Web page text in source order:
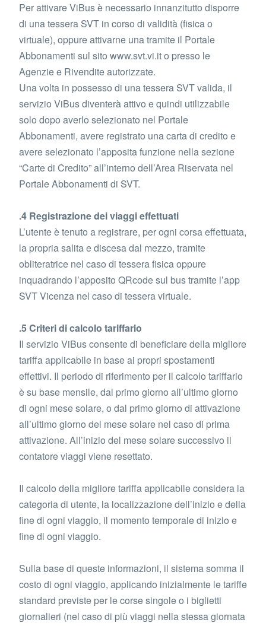
Per attivare ViBus è necessario innanzitutto disporre
di una tessera SVT in corso di validità (fisica o
virtuale), oppure attivarne una tramite il Portale
Abbonamenti sul sito www.svt.vi.it o presso le
Agenzie e Rivendite autorizzate.
Una volta in possesso di una tessera SVT valida, il
servizio ViBus diventerà attivo e quindi utilizzabile
solo dopo averlo selezionato nel Portale
Abbonamenti, avere registrato una carta di credito e
avere selezionato l’apposita funzione nella sezione
“Carte di Credito” all’interno dell’Area Riservata nel
Portale Abbonamenti di SVT.
.4 Registrazione dei viaggi effettuati
L’utente è tenuto a registrare, per ogni corsa effettuata,
la propria salita e discesa dal mezzo, tramite
obliteratrice nel caso di tessera fisica oppure
inquadrando l’apposito QRcode sul bus tramite l’app
SVT Vicenza nel caso di tessera virtuale.
.5 Criteri di calcolo tariffario
Il servizio ViBus consente di beneficiare della migliore
tariffa applicabile in base ai propri spostamenti
effettivi. Il periodo di riferimento per il calcolo tariffario
è su base mensile, dal primo giorno all’ultimo giorno
di ogni mese solare, o dal primo giorno di attivazione
all’ultimo giorno del mese solare nel caso di prima
attivazione. All’inizio del mese solare successivo il
contatore viaggi viene resettato.
Il calcolo della migliore tariffa applicabile considera la
categoria di utente, la localizzazione dell’inizio e della
fine di ogni viaggio, il momento temporale di inizio e
fine di ogni viaggio.
Sulla base di queste informazioni, il sistema somma il
costo di ogni viaggio, applicando inizialmente le tariffe
standard previste per le corse singole o i biglietti
giornalieri (nel caso di più viaggi nella stessa giornata